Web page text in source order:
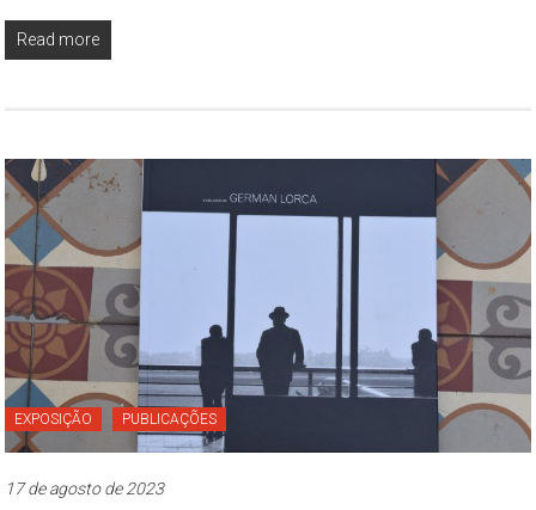
Read more
EXPOSIÇÃO PUBLICAÇÕES
17 de agosto de 2023